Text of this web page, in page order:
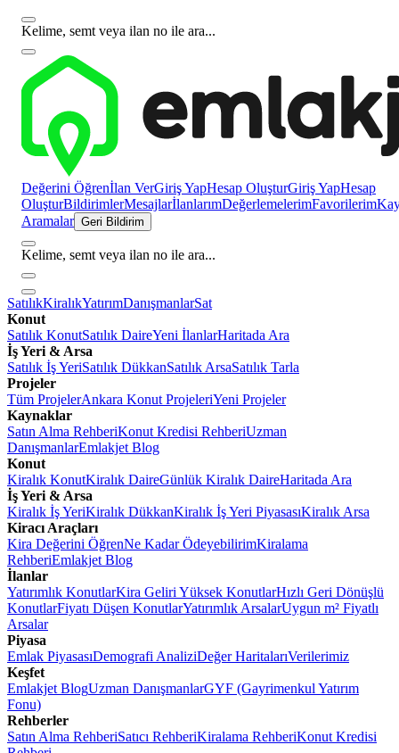
Kelime, semt veya ilan no ile ara...
Değerini Öğrenİlan VerGiriş YapHesap OluşturGiriş YapHesap
OluşturBildirimlerMesajlarİlanlarımDeğerlemelerimFavorilerim
Aramalar Geri Bildirim
Kelime, semt veya ilan no ile ara...
SatılıkKiralıkYatırımDanışmanlarSat
Konut
Satılık KonutSatılık DaireYeni İlanlarHaritada Ara
İş Yeri & Arsa
Satılık İş YeriSatılık DükkanSatılık ArsaSatılık Tarla
Projeler
Tüm ProjelerAnkara Konut ProjeleriYeni Projeler
Kaynaklar
Satın Alma RehberiKonut Kredisi RehberiUzman
DanışmanlarEmlakjet Blog
Konut
Kiralık KonutKiralık DaireGünlük Kiralık DaireHaritada Ara
İş Yeri & Arsa
Kiralık İş YeriKiralık DükkanKiralık İş Yeri PiyasasıKiralık Arsa
Kiracı Araçları
Kira Değerini ÖğrenNe Kadar ÖdeyebilirimKiralama
RehberiEmlakjet Blog
İlanlar
Yatırımlık KonutlarKira Geliri Yüksek KonutlarHızlı Geri Dönüşlü
KonutlarFiyatı Düşen KonutlarYatırımlık ArsalarUygun m² Fiyatlı
Arsalar
Piyasa
Emlak PiyasasıDemografi AnaliziDeğer HaritalarıVerilerimiz
Keşfet
Emlakjet BlogUzman DanışmanlarGYF (Gayrimenkul Yatırım
Fonu)
Rehberler
Satın Alma RehberiSatıcı RehberiKiralama RehberiKonut Kredisi